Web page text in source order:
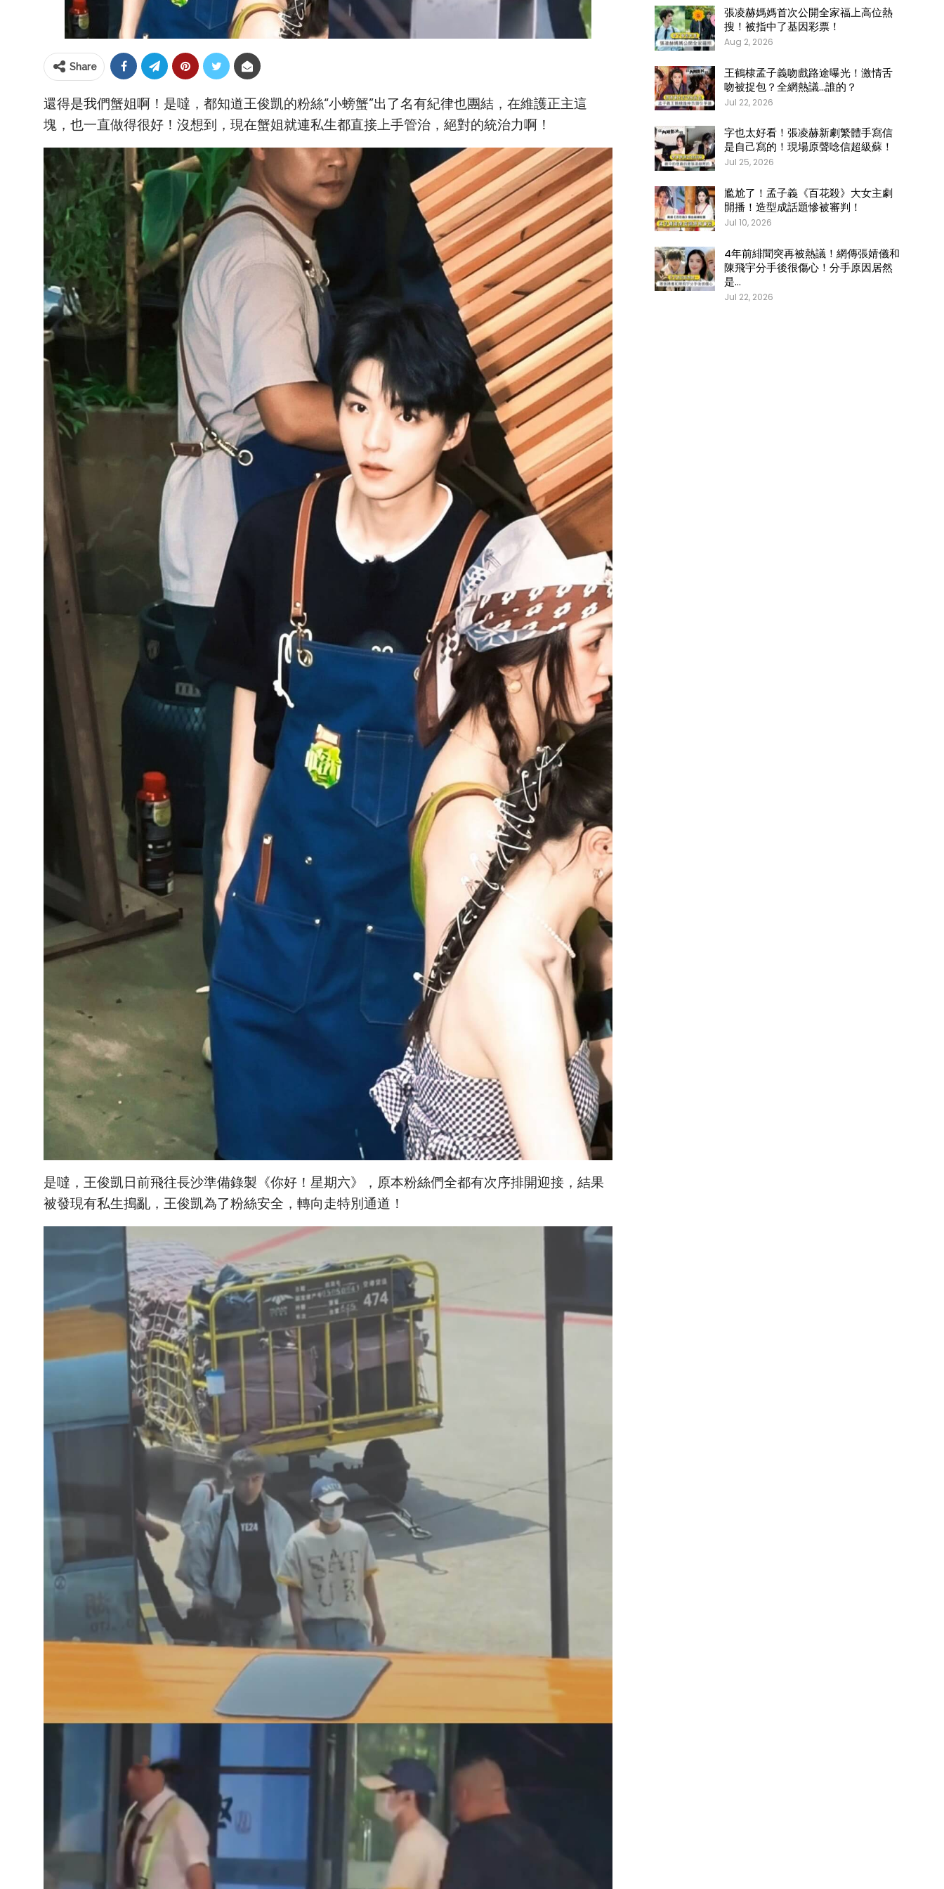
Share
還得是我們蟹姐啊！是噠，都知道王俊凱的粉絲“小螃蟹”出了名有紀律也團結，在維護正主這
塊，也一直做得很好！沒想到，現在蟹姐就連私生都直接上手管治，絕對的統治力啊！
是噠，王俊凱日前飛往長沙準備錄製《你好！星期六》，原本粉絲們全都有次序排開迎接，結果
被發現有私生搗亂，王俊凱為了粉絲安全，轉向走特別通道！
張凌赫媽媽首次公開全家福上高位熱
搜！被指中了基因彩票！
Aug 2, 2026
王鶴棣孟子義吻戲路途曝光！激情舌
吻被捉包？全網熱議…誰的？
Jul 22, 2026
字也太好看！張凌赫新劇繁體手寫信
是自己寫的！現場原聲唸信超級蘇！
Jul 25, 2026
尷尬了！孟子義《百花殺》大女主劇
開播！造型成話題慘被審判！
Jul 10, 2026
4年前緋聞突再被熱議！網傳張婧儀和
陳飛宇分手後很傷心！分手原因居然
是…
Jul 22, 2026